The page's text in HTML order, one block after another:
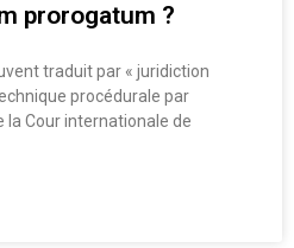
prorogatum ?
traduit par « juridiction
procédurale par
la Cour internationale de